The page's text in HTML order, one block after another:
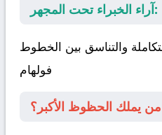
آراء الخبراء تحت المجهر:
والتناسق بين الخطوط
فولهام
من يملك الحظوظ الأكبر؟